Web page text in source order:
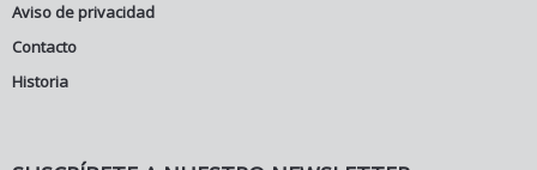
Aviso de privacidad
Contacto
Historia